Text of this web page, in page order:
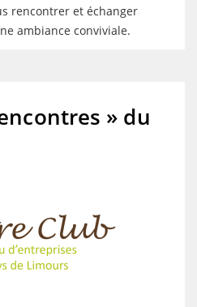
rencontrer et échanger
ambiance conviviale.
» du